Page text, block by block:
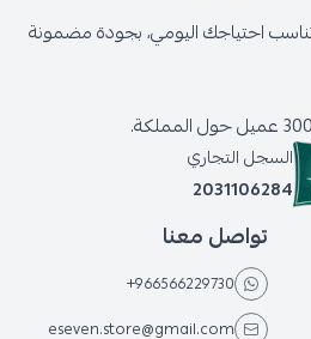
احتياجك اليومي، بجودة مضمونة
السجل التجاري
2031106284
تواصل معنا
+966566229730
eseven.store@gmail.com